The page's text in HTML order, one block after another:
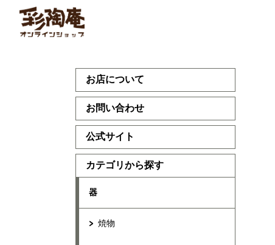
お店について
お問い合わせ
公式サイト
カテゴリから探す
器
焼物